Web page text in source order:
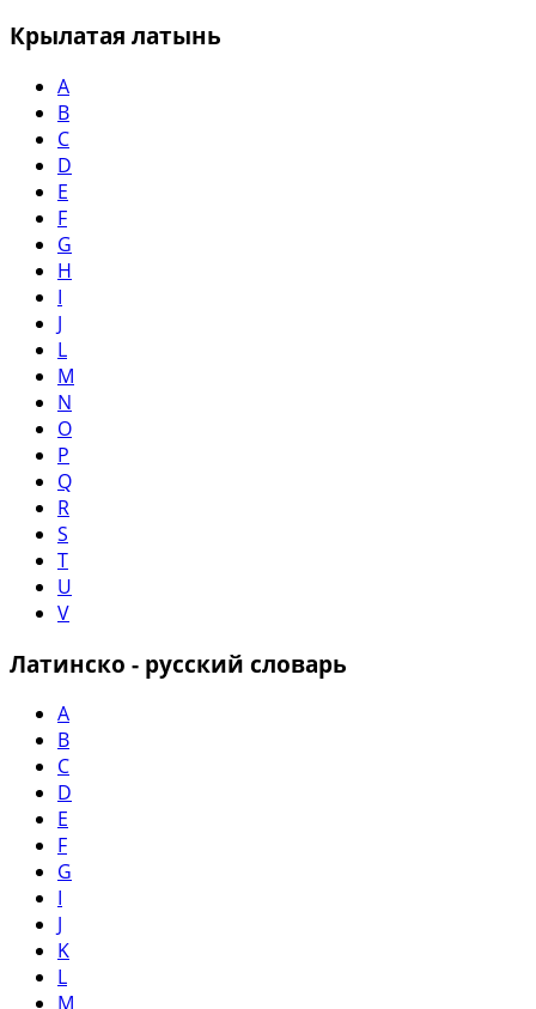
Крылатая латынь
A
B
C
D
E
F
G
H
I
J
L
M
N
O
P
Q
R
S
T
U
V
Латинско - русский словарь
A
B
C
D
E
F
G
I
J
K
L
M